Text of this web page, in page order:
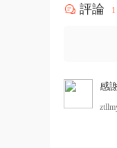
評論 1
感